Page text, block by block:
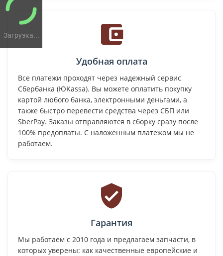
Загрузка...
Удобная оплата
Все платежи проходят через надежный сервис
Сбербанка (ЮKassa). Вы можете оплатить покупку
картой любого банка, электронными деньгами, а
также быстро перевести средства через СБП или
SberPay. Заказы отправляются в сборку сразу после
100% предоплаты. С наложенным платежом мы не
работаем.
Гарантия
Мы работаем с 2010 года и предлагаем запчасти, в
которых уверены: как качественные европейские и